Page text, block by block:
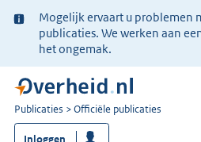
Ter
informatie:
Mogelijk ervaart u problemen
publicaties. We werken aan
het ongemak.
U
bent
Publicaties Officiële publicaties
Inloggen